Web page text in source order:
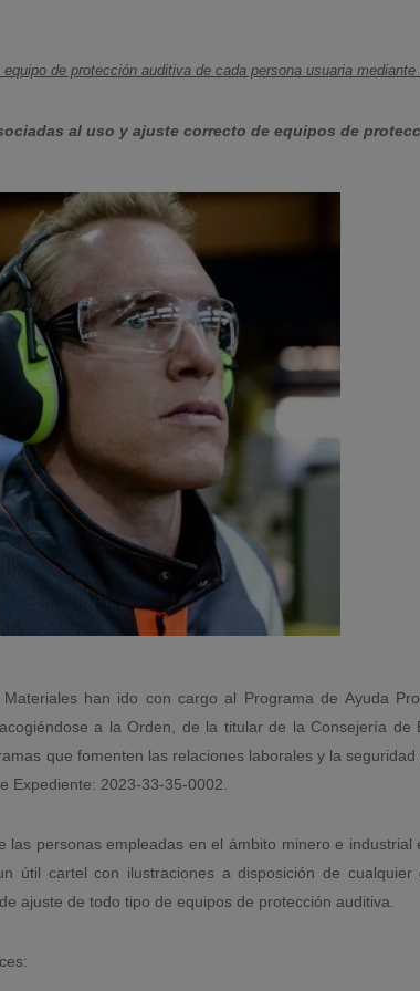
de protección auditiva de cada persona usuaria mediante
al uso y ajuste correcto de equipos de
han ido con cargo al Programa de Ayuda
a la Orden, de la titular de la Consejería de
que fomenten las relaciones laborales y la
Expediente: 2023-33-35-0002.
personas empleadas en el ámbito minero e industrial
útil cartel con ilustraciones a disposición de cualquier
ajuste de todo tipo de equipos de protección auditiva.